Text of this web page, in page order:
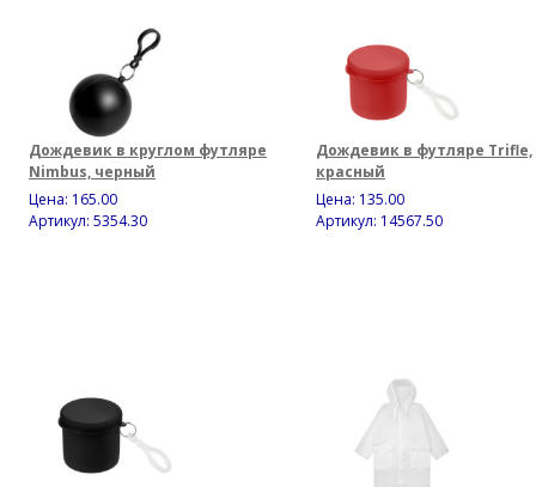
Дождевик в круглом футляре
Nimbus, черный
Цена: 165.00
Артикул: 5354.30
Дождевик в футляре Trifle,
красный
Цена: 135.00
Артикул: 14567.50